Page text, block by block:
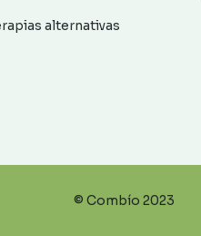
alternativas
© Combío 2023